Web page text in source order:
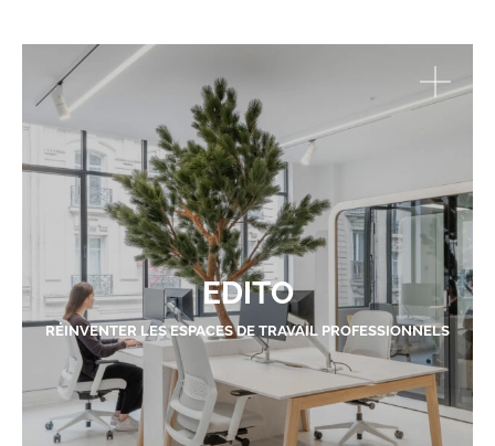
EDITO
RÉINVENTER LES ESPACES DE TRAVAIL PROFESSIONNELS